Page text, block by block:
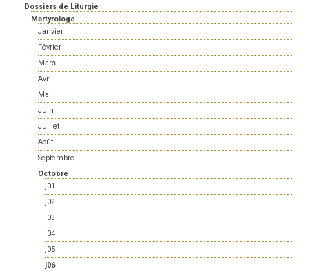
Dossiers de Liturgie
Martyrologe
Janvier
Février
Mars
Avril
Mai
Juin
Juillet
Août
Septembre
Octobre
j01
j02
j03
j04
j05
j06